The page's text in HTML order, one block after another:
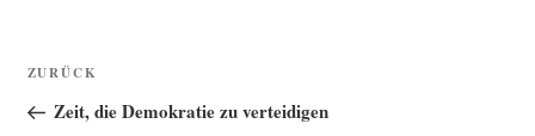
Beitragsnavigation
Vorheriger
Beitrag
ZURÜCK
Zeit, die Demokratie zu verteidigen